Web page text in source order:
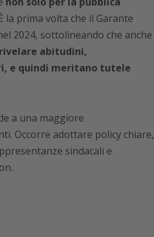
la prima volta che il Garante
2024, sottolineando che anche
abitudini,
e quindi meritano tutele
a una maggiore
Occorre adottare policy chiare,
sindacali e